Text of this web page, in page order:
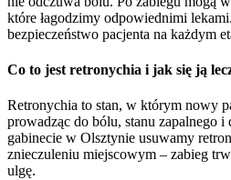
które łagodzimy odpowiednimi
bezpieczeństwo pacjenta na każdym
Co to jest retronychia i jak się ją
Retronychia to stan, w którym nowy
prowadząc do bólu, stanu zapalnego
gabinecie w Olsztynie usuwamy
znieczuleniu miejscowym – zabieg
ulgę.